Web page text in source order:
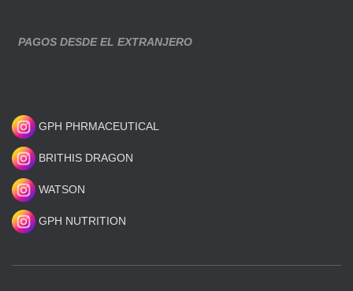
PAGOS DESDE EL EXTRANJERO
GPH PHRMACEUTICAL
BRITHIS DRAGON
WATSON
GPH NUTRITION